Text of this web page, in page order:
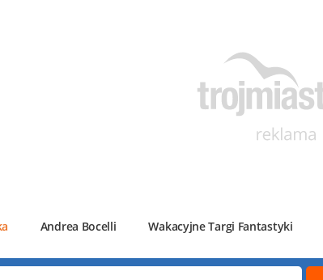
Andrea Bocelli Wakacyjne Targi Fantastyki